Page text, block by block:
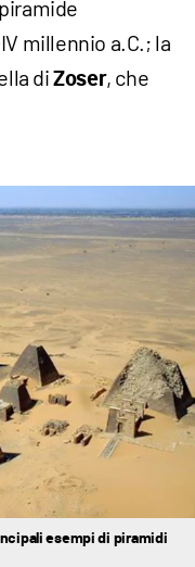
millennio a.C.; la
diZoser, che
esempi di piramidi